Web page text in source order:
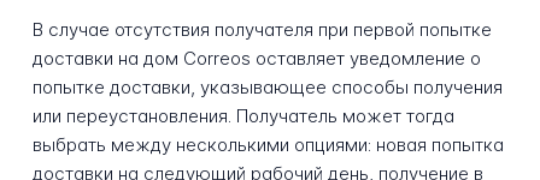
В случае отсутствия получателя при первой попытке
доставки на дом Correos оставляет уведомление о
попытке доставки, указывающее способы получения
или переустановления. Получатель может тогда
выбрать между несколькими опциями: новая попытка
доставки на следующий рабочий день, получение в